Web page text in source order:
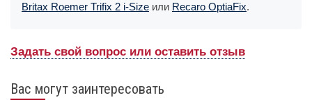
Britax Roemer Trifix 2 i-Size или Recaro OptiaFix.
Задать свой вопрос или оставить отзыв
Вас могут заинтересовать